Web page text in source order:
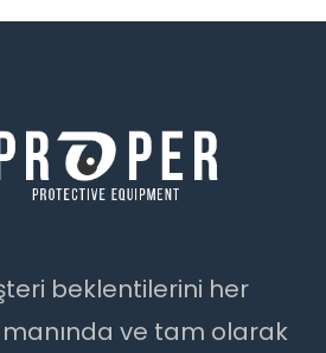
beklentilerini her
ve tam olarak